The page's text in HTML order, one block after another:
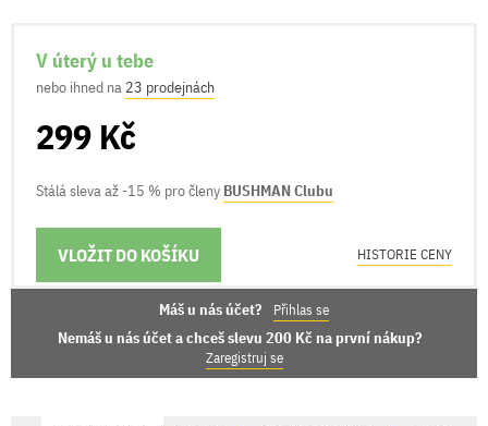
V úterý u tebe
nebo ihned na 23 prodejnách
299 Kč
Stálá sleva až -15 % pro členy BUSHMAN Clubu
VLOŽIT DO KOŠÍKU
MOŽNOSTI DORUČENÍ HISTORIE CENY
Máš u nás účet? Přihlas se
Nemáš u nás účet a chceš slevu 200 Kč na první nákup?
Zaregistruj se